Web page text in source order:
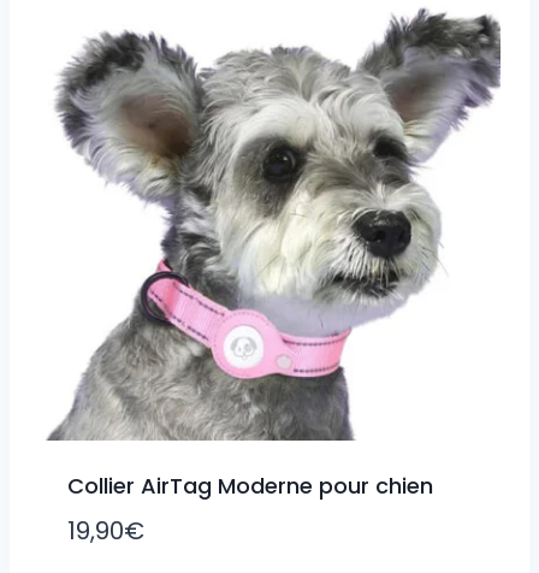
Collier AirTag Moderne pour chien
19,90€